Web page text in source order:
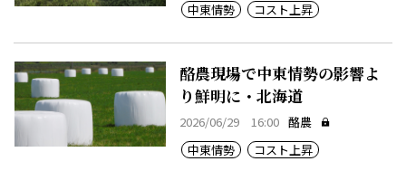
中東情勢
コスト上昇
酪農現場で中東情勢の影響よ
り鮮明に・北海道
2026/06/29 16:00 酪農
中東情勢
コスト上昇